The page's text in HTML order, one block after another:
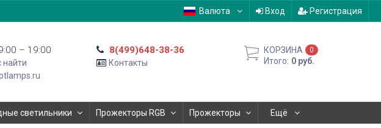
Валюта Вход Регистрация
– 19:00
найти
8(499)648-38-36
Контакты
КОРЗИНА 0
Итого: 0 руб.
светильники Прожекторы RGB Прожекторы Ещё